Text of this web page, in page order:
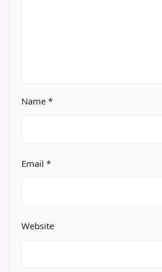
Name *
Email *
Website